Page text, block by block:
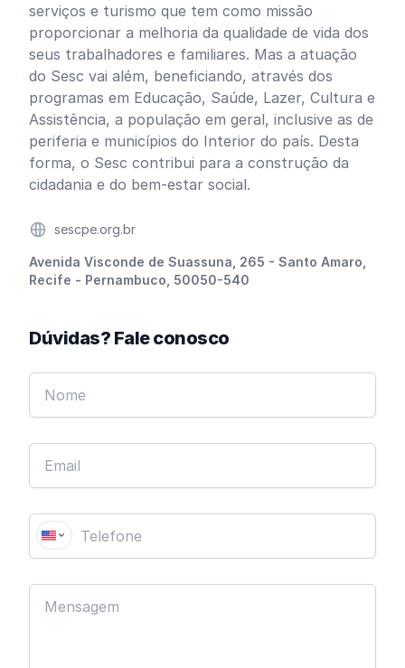
serviços e turismo que tem como missão
proporcionar a melhoria da qualidade de vida dos
seus trabalhadores e familiares. Mas a atuação
do Sesc vai além, beneficiando, através dos
programas em Educação, Saúde, Lazer, Cultura e
Assistência, a população em geral, inclusive as de
periferia e municípios do Interior do país. Desta
forma, o Sesc contribui para a construção da
cidadania e do bem-estar social.
Websitesescpe.org.br
Endereço
Avenida Visconde de Suassuna, 265 - Santo Amaro,
Recife - Pernambuco, 50050-540
Dúvidas? Fale conosco